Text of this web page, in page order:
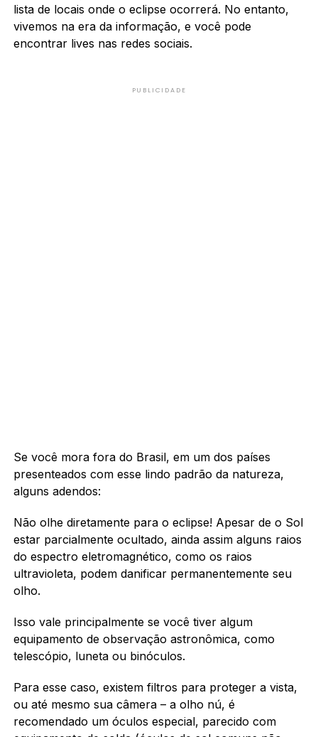
lista de locais onde o eclipse ocorrerá. No entanto,
vivemos na era da informação, e você pode
encontrar lives nas redes sociais.
PUBLICIDADE
Se você mora fora do Brasil, em um dos países
presenteados com esse lindo padrão da natureza,
alguns adendos:
Não olhe diretamente para o eclipse! Apesar de o Sol
estar parcialmente ocultado, ainda assim alguns raios
do espectro eletromagnético, como os raios
ultravioleta, podem danificar permanentemente seu
olho.
Isso vale principalmente se você tiver algum
equipamento de observação astronômica, como
telescópio, luneta ou binóculos.
Para esse caso, existem filtros para proteger a vista,
ou até mesmo sua câmera – a olho nú, é
recomendado um óculos especial, parecido com